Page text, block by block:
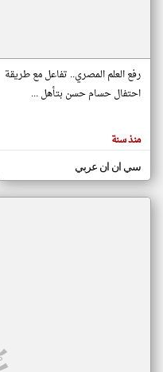
المقالات
الموجوده
هنا عن
رفع العلم المصري.. تفاعل مع طريقة
احتفال حسام حسن بتأهل ...
منذ سنة
سي ان ان عربي